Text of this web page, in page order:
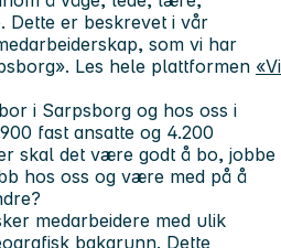
Dette er beskrevet i vår
som vi har
Les hele plattformen «Vi
i Sarpsborg og hos oss i
fast ansatte og 4.200
skal det være godt å bo, jobbe
hos oss og være med på å
medarbeidere med ulik
bakgrunn. Dette